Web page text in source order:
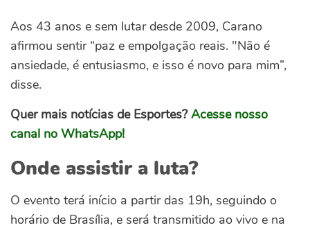
Aos 43 anos e sem lutar desde 2009, Carano
afirmou sentir “paz e empolgação reais. "Não é
ansiedade, é entusiasmo, e isso é novo para mim”,
disse.
Quer mais notícias de Esportes?Acesse nosso
canal no WhatsApp!
Onde assistir a luta?
O evento terá início a partir das 19h, seguindo o
horário de Brasília, e será transmitido ao vivo e na